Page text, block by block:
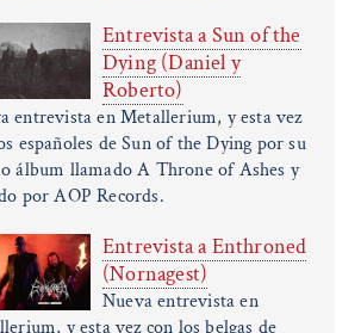
Entrevista a Sun of the
Dying (Daniel y
Roberto)
entrevista en Metallerium, y esta vez
españoles de Sun of the Dying por su
álbum llamado A Throne of Ashes y
por AOP Records.
Entrevista a Enthroned
(Nornagest)
Nueva entrevista en
y esta vez con los belgas de